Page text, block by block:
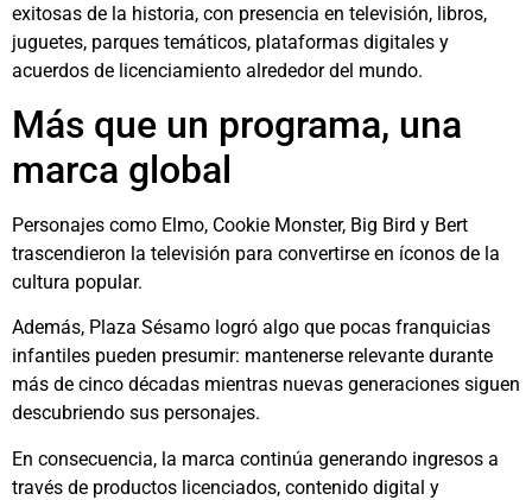
exitosas de la historia, con presencia en televisión, libros,
juguetes, parques temáticos, plataformas digitales y
acuerdos de licenciamiento alrededor del mundo.
Más que un programa, una
marca global
Personajes como Elmo, Cookie Monster, Big Bird y Bert
trascendieron la televisión para convertirse en íconos de la
cultura popular.
Además, Plaza Sésamo logró algo que pocas franquicias
infantiles pueden presumir: mantenerse relevante durante
más de cinco décadas mientras nuevas generaciones siguen
descubriendo sus personajes.
En consecuencia, la marca continúa generando ingresos a
través de productos licenciados, contenido digital y